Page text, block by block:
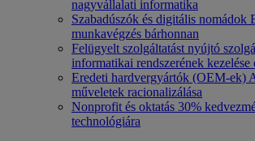
nagyvállalati informatika
Szabadúszók és digitális nomádok
munkavégzés bárhonnan
Felügyelt szolgáltatást nyújtó
informatikai rendszerének kezelése
Eredeti hardvergyártók (OEM-ek)
műveletek racionalizálása
Nonprofit és oktatás 30%
technológiára